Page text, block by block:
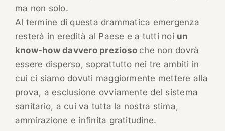
ma non solo.
Al termine di questa drammatica emergenza
resterà in eredità al Paese e a tutti noi un
know-how davvero prezioso che non dovrà
essere disperso, soprattutto nei tre ambiti in
cui ci siamo dovuti maggiormente mettere alla
prova, a esclusione ovviamente del sistema
sanitario, a cui va tutta la nostra stima,
ammirazione e infinita gratitudine.